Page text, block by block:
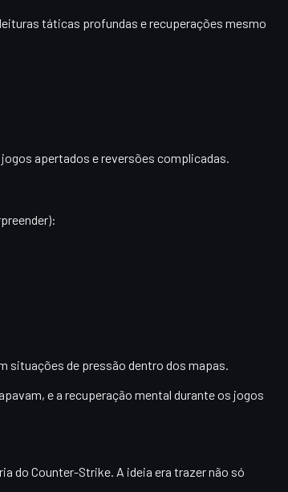
táticas profundas e recuperações mesmo
apertados e reversões complicadas.
situações de pressão dentro dos mapas.
e a recuperação mental durante os jogos
do Counter-Strike. A ideia era trazer não só